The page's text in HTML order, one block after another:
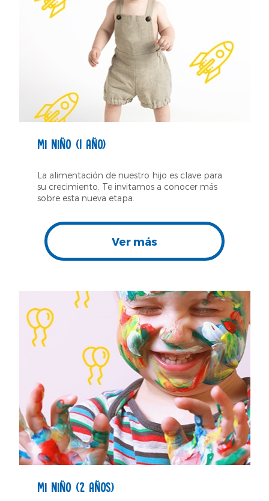
MI NIÑO (1 AÑO)
La alimentación de nuestro hijo es clave para
su crecimiento. Te invitamos a conocer más
sobre esta nueva etapa.
Ver más
MI NIÑO (2 AÑOS)